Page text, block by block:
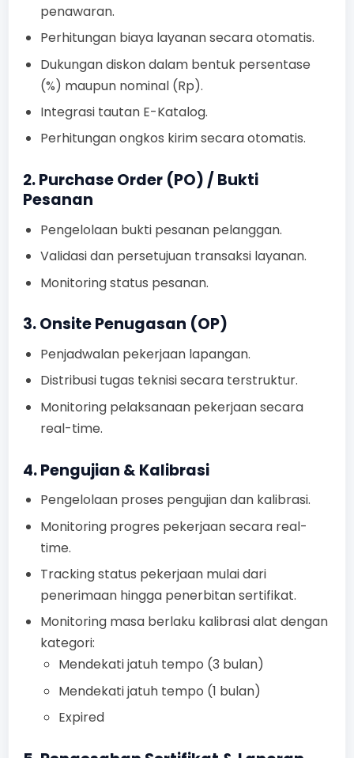
penawaran.
Perhitungan biaya layanan secara otomatis.
Dukungan diskon dalam bentuk persentase
(%) maupun nominal (Rp).
Integrasi tautan E-Katalog.
Perhitungan ongkos kirim secara otomatis.
2. Purchase Order (PO) / Bukti
Pesanan
Pengelolaan bukti pesanan pelanggan.
Validasi dan persetujuan transaksi layanan.
Monitoring status pesanan.
3. Onsite Penugasan (OP)
Penjadwalan pekerjaan lapangan.
Distribusi tugas teknisi secara terstruktur.
Monitoring pelaksanaan pekerjaan secara
real-time.
4. Pengujian & Kalibrasi
Pengelolaan proses pengujian dan kalibrasi.
Monitoring progres pekerjaan secara real-
time.
Tracking status pekerjaan mulai dari
penerimaan hingga penerbitan sertifikat.
Monitoring masa berlaku kalibrasi alat dengan
kategori:
Mendekati jatuh tempo (3 bulan)
Mendekati jatuh tempo (1 bulan)
Expired